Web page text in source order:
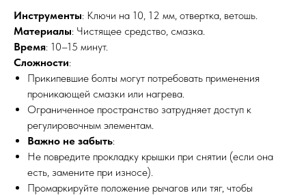
Инструменты: Ключи на 10, 12 мм, отвертка, ветошь.
Материалы: Чистящее средство, смазка.
Время: 10–15 минут.
Сложности:
Прикипевшие болты могут потребовать применения
проникающей смазки или нагрева.
Ограниченное пространство затрудняет доступ к
регулировочным элементам.
Важно не забыть:
Не повредите прокладку крышки при снятии (если она
есть, замените при износе).
Промаркируйте положение рычагов или тяг, чтобы